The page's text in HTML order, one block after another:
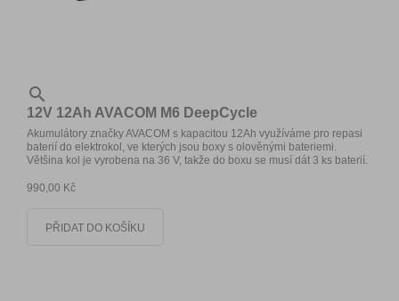

12V 12Ah AVACOM M6 DeepCycle
Akumulátory značky AVACOM s kapacitou 12Ah využíváme pro repasi
baterií do elektrokol, ve kterých jsou boxy s olověnými bateriemi.
Většina kol je vyrobena na 36 V, takže do boxu se musí dát 3 ks baterií.
990,00 Kč
PŘIDAT DO KOŠÍKU